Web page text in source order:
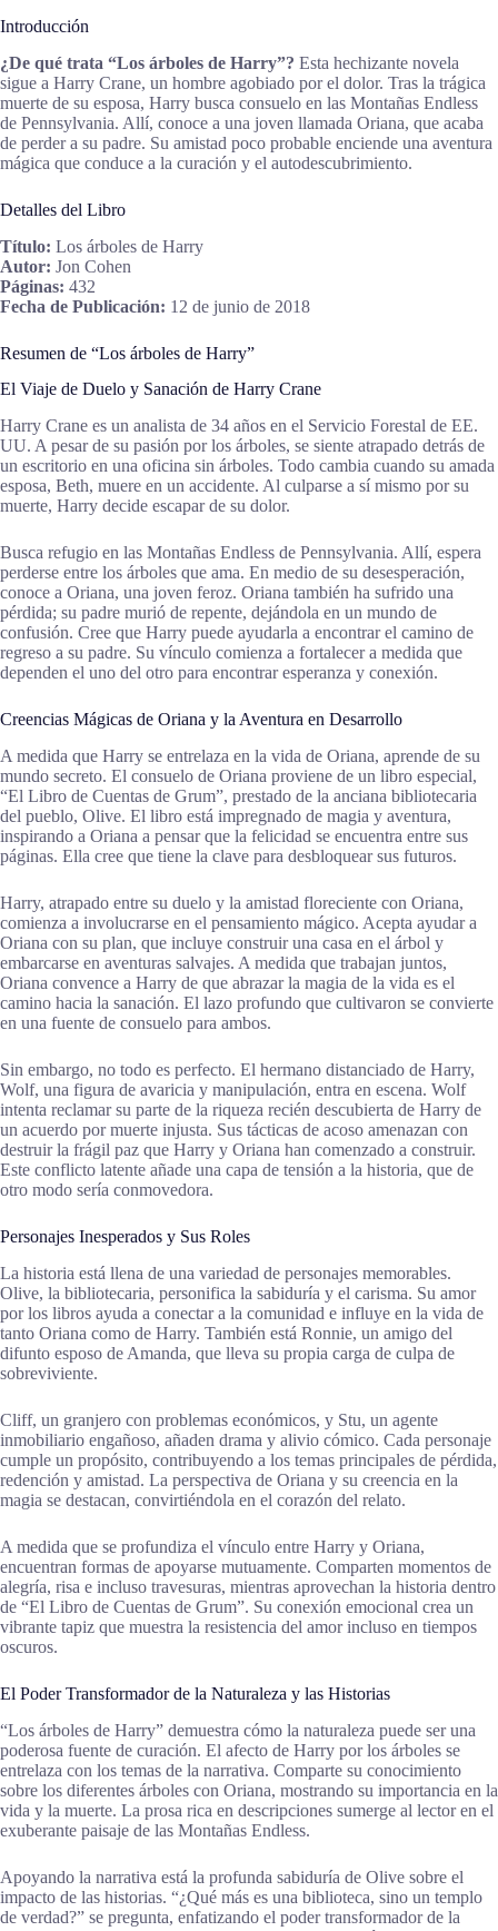
Introducción
¿De qué trata “Los árboles de Harry”? Esta hechizante novela
sigue a Harry Crane, un hombre agobiado por el dolor. Tras la trágica
muerte de su esposa, Harry busca consuelo en las Montañas Endless
de Pennsylvania. Allí, conoce a una joven llamada Oriana, que acaba
de perder a su padre. Su amistad poco probable enciende una aventura
mágica que conduce a la curación y el autodescubrimiento.
Detalles del Libro
Título: Los árboles de Harry
Autor: Jon Cohen
Páginas: 432
Fecha de Publicación: 12 de junio de 2018
Resumen de “Los árboles de Harry”
El Viaje de Duelo y Sanación de Harry Crane
Harry Crane es un analista de 34 años en el Servicio Forestal de EE.
UU. A pesar de su pasión por los árboles, se siente atrapado detrás de
un escritorio en una oficina sin árboles. Todo cambia cuando su amada
esposa, Beth, muere en un accidente. Al culparse a sí mismo por su
muerte, Harry decide escapar de su dolor.
Busca refugio en las Montañas Endless de Pennsylvania. Allí, espera
perderse entre los árboles que ama. En medio de su desesperación,
conoce a Oriana, una joven feroz. Oriana también ha sufrido una
pérdida; su padre murió de repente, dejándola en un mundo de
confusión. Cree que Harry puede ayudarla a encontrar el camino de
regreso a su padre. Su vínculo comienza a fortalecer a medida que
dependen el uno del otro para encontrar esperanza y conexión.
Creencias Mágicas de Oriana y la Aventura en Desarrollo
A medida que Harry se entrelaza en la vida de Oriana, aprende de su
mundo secreto. El consuelo de Oriana proviene de un libro especial,
“El Libro de Cuentas de Grum”, prestado de la anciana bibliotecaria
del pueblo, Olive. El libro está impregnado de magia y aventura,
inspirando a Oriana a pensar que la felicidad se encuentra entre sus
páginas. Ella cree que tiene la clave para desbloquear sus futuros.
Harry, atrapado entre su duelo y la amistad floreciente con Oriana,
comienza a involucrarse en el pensamiento mágico. Acepta ayudar a
Oriana con su plan, que incluye construir una casa en el árbol y
embarcarse en aventuras salvajes. A medida que trabajan juntos,
Oriana convence a Harry de que abrazar la magia de la vida es el
camino hacia la sanación. El lazo profundo que cultivaron se convierte
en una fuente de consuelo para ambos.
Sin embargo, no todo es perfecto. El hermano distanciado de Harry,
Wolf, una figura de avaricia y manipulación, entra en escena. Wolf
intenta reclamar su parte de la riqueza recién descubierta de Harry de
un acuerdo por muerte injusta. Sus tácticas de acoso amenazan con
destruir la frágil paz que Harry y Oriana han comenzado a construir.
Este conflicto latente añade una capa de tensión a la historia, que de
otro modo sería conmovedora.
Personajes Inesperados y Sus Roles
La historia está llena de una variedad de personajes memorables.
Olive, la bibliotecaria, personifica la sabiduría y el carisma. Su amor
por los libros ayuda a conectar a la comunidad e influye en la vida de
tanto Oriana como de Harry. También está Ronnie, un amigo del
difunto esposo de Amanda, que lleva su propia carga de culpa de
sobreviviente.
Cliff, un granjero con problemas económicos, y Stu, un agente
inmobiliario engañoso, añaden drama y alivio cómico. Cada personaje
cumple un propósito, contribuyendo a los temas principales de pérdida,
redención y amistad. La perspectiva de Oriana y su creencia en la
magia se destacan, convirtiéndola en el corazón del relato.
A medida que se profundiza el vínculo entre Harry y Oriana,
encuentran formas de apoyarse mutuamente. Comparten momentos de
alegría, risa e incluso travesuras, mientras aprovechan la historia dentro
de “El Libro de Cuentas de Grum”. Su conexión emocional crea un
vibrante tapiz que muestra la resistencia del amor incluso en tiempos
oscuros.
El Poder Transformador de la Naturaleza y las Historias
“Los árboles de Harry” demuestra cómo la naturaleza puede ser una
poderosa fuente de curación. El afecto de Harry por los árboles se
entrelaza con los temas de la narrativa. Comparte su conocimiento
sobre los diferentes árboles con Oriana, mostrando su importancia en la
vida y la muerte. La prosa rica en descripciones sumerge al lector en el
exuberante paisaje de las Montañas Endless.
Apoyando la narrativa está la profunda sabiduría de Olive sobre el
impacto de las historias. “¿Qué más es una biblioteca, sino un templo
de verdad?” se pregunta, enfatizando el poder transformador de la